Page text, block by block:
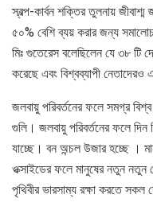
স্বল্প-কার্বন শক্তির তুলনায় জীবাশ্ম
৫০% বেশি ব্যয় করার জন্য
মিঃ গুতেরেস বলেছিলেন যে ৩৮
করেছে এবং বিশ্বব্যাপী
জলবায়ু পরিবর্তনের ফলে সমগ্র
গুলি। জলবায়ু পরিবর্তনের ফলে
যাচ্ছে। বন অন্চল উজার হচ্ছে ।
ওক্সাইডের ফলে মানুষের নতুন নতুন
পৃথিবীর ভারসাম্য রক্ষা করতে